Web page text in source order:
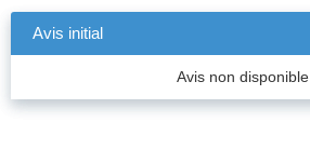
Avis initial
Avis non disponible